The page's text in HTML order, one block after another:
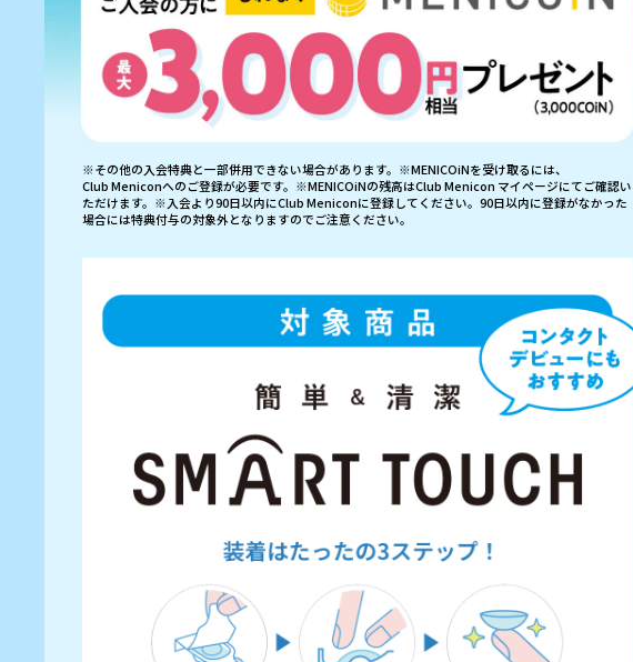
※その他の入会特典と一部併用できない場合があります。※MENICOiNを受け取るには、
Club Meniconへのご登録が必要です。※MENICOiNの残高はClub Menicon マイページにてご確認い
ただけます。※入会より90日以内にClub Meniconに登録してください。90日以内に登録がなかった
場合には特典付与の対象外となりますのでご注意ください。